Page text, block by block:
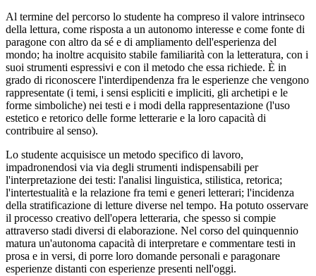
Al termine del percorso lo studente ha compreso il valore intrinseco
della lettura, come risposta a un autonomo interesse e come fonte di
paragone con altro da sé e di ampliamento dell'esperienza del
mondo; ha inoltre acquisito stabile familiarità con la letteratura, con i
suoi strumenti espressivi e con il metodo che essa richiede. È in
grado di riconoscere l'interdipendenza fra le esperienze che vengono
rappresentate (i temi, i sensi espliciti e impliciti, gli archetipi e le
forme simboliche) nei testi e i modi della rappresentazione (l'uso
estetico e retorico delle forme letterarie e la loro capacità di
contribuire al senso).
Lo studente acquisisce un metodo specifico di lavoro,
impadronendosi via via degli strumenti indispensabili per
l'interpretazione dei testi: l'analisi linguistica, stilistica, retorica;
l'intertestualità e la relazione fra temi e generi letterari; l'incidenza
della stratificazione di letture diverse nel tempo. Ha potuto osservare
il processo creativo dell'opera letteraria, che spesso si compie
attraverso stadi diversi di elaborazione. Nel corso del quinquennio
matura un'autonoma capacità di interpretare e commentare testi in
prosa e in versi, di porre loro domande personali e paragonare
esperienze distanti con esperienze presenti nell'oggi.